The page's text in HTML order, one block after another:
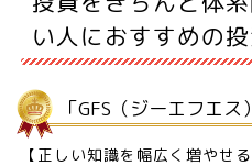
い人におすすめの
「GFS（ジーエフエス
【正しい知識を幅広く増やせ